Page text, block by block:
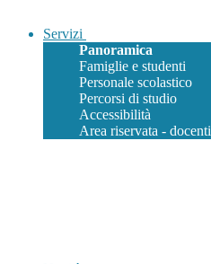
Servizi
Panoramica
Famiglie e studenti
Personale scolastico
Percorsi di studio
Accessibilità
Area riservata - docenti